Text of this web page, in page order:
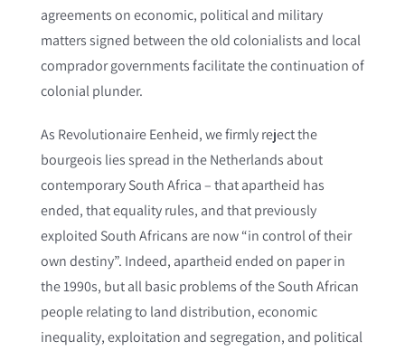
agreements on economic, political and military
matters signed between the old colonialists and local
comprador governments facilitate the continuation of
colonial plunder.
As Revolutionaire Eenheid, we firmly reject the
bourgeois lies spread in the Netherlands about
contemporary South Africa – that apartheid has
ended, that equality rules, and that previously
exploited South Africans are now “in control of their
own destiny”. Indeed, apartheid ended on paper in
the 1990s, but all basic problems of the South African
people relating to land distribution, economic
inequality, exploitation and segregation, and political